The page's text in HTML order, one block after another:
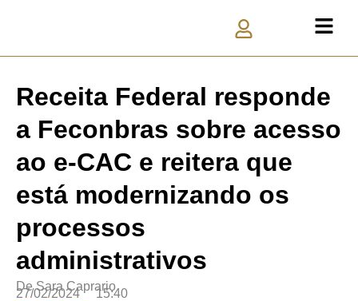
Receita Federal responde
a Feconbras sobre acesso
ao e-CAC e reitera que
está modernizando os
processos
administrativos
DeSara Caprario
27/02/2024 15:40